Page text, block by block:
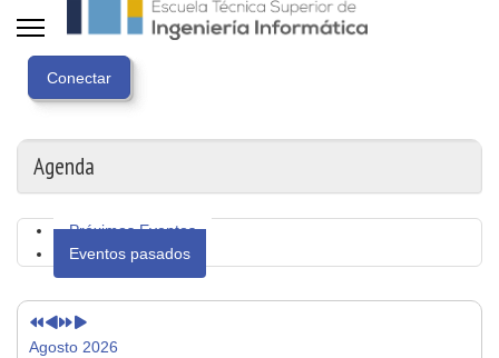
Agenda
Próximos Eventos
Eventos pasados
anterior
Agosto 2026